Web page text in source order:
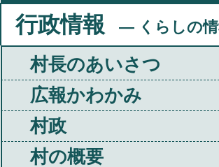
行政情報 ― くらしの
村長のあいさつ
広報かわかみ
村政
村の概要